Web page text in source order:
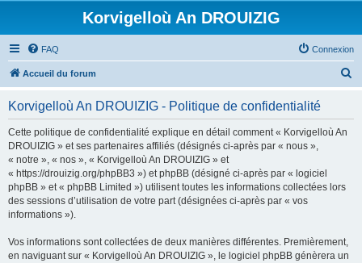
Korvigelloù An DROUIZIG
FAQ Connexion
Accueil du forum
Korvigelloù An DROUIZIG - Politique de confidentialité
Cette politique de confidentialité explique en détail comment « Korvigelloù An
DROUIZIG » et ses partenaires affiliés (désignés ci-après par « nous »,
« notre », « nos », « Korvigelloù An DROUIZIG » et
« https://drouizig.org/phpBB3 ») et phpBB (désigné ci-après par « logiciel
phpBB » et « phpBB Limited ») utilisent toutes les informations collectées lors
des sessions d’utilisation de votre part (désignées ci-après par « vos
informations »).
Vos informations sont collectées de deux manières différentes. Premièrement,
en naviguant sur « Korvigelloù An DROUIZIG », le logiciel phpBB génèrera un